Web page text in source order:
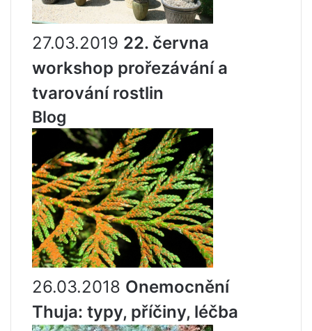
27.03.2019 22. června
workshop prořezávání a
tvarování rostlin
Blog
26.03.2018 Onemocnění
Thuja: typy, příčiny, léčba